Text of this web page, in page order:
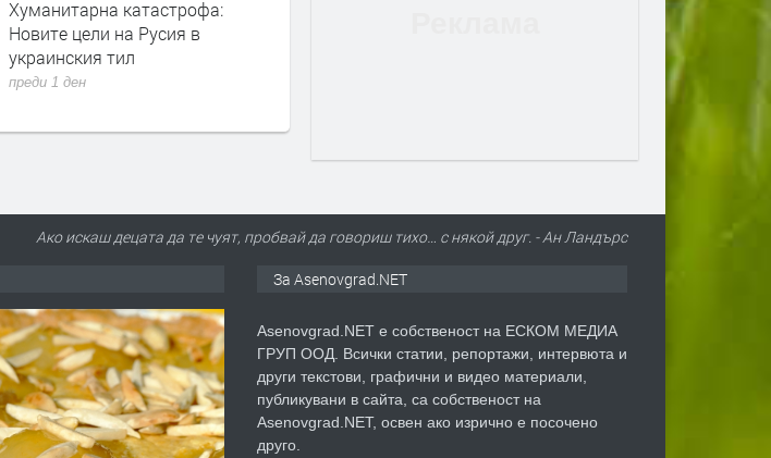
Хуманитарна катастрофа:
Новите цели на Русия в
украинския тил
преди 1 ден
Сеута след трагедията:
виновен – Испания,
трафикантите?
Ако искаш децата да те чуят, пробвай да говориш тихо… с някой друг. - Ан Ландърс
За Asenovgrad.NET
Asenovgrad.NET е собственост на ЕСКОМ МЕДИА
ГРУП ООД. Всички статии, репортажи, интервюта и
други текстови, графични и видео материали,
публикувани в сайта, са собственост на
Asenovgrad.NET, освен ако изрично е посочено
друго.